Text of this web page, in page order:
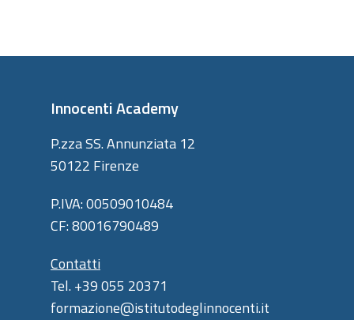
Innocenti Academy
P.zza SS. Annunziata 12
50122 Firenze
P.IVA: 00509010484
CF: 80016790489
Contatti
Tel. +39 055 20371
formazione@istitutodeglinnocenti.it